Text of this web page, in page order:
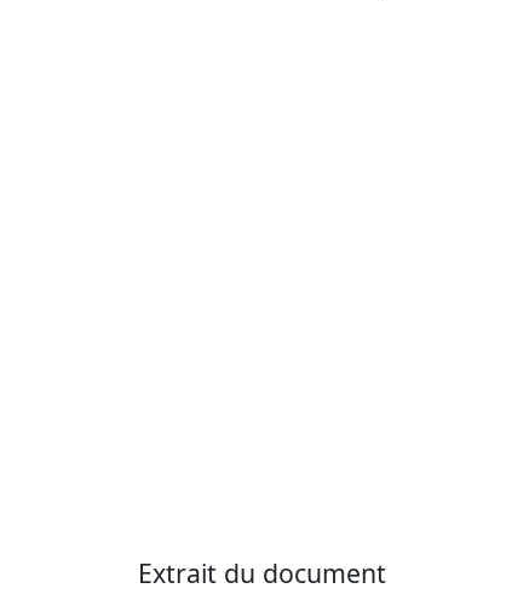
Extrait du document